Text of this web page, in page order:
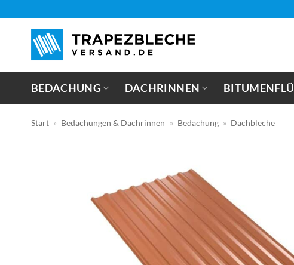
springen
BEDACHUNG DACHRINNEN
Start » Bedachungen & Dachrinnen » Bedachung » Dachbleche